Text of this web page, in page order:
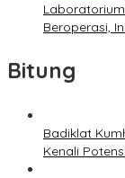
Beroperasi,
Bitung
Badiklat
Kenali